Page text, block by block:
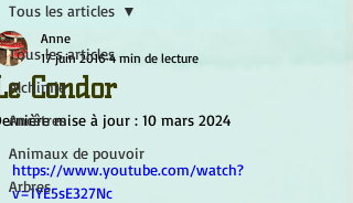
Tous les articles
Alchimie
Ancêtres
Animaux de pouvoir
Arbres
Tous les articles
Condor
Anne
17 juin 2016 4 min de lecture
mise à jour : 10 mars 2024
https://www.youtube.com/watch?
v=1YE5sE327Nc